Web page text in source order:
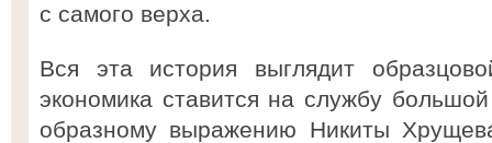
с самого верха.
Вся эта история выглядит
экономика ставится на службу
образному выражению Никиты